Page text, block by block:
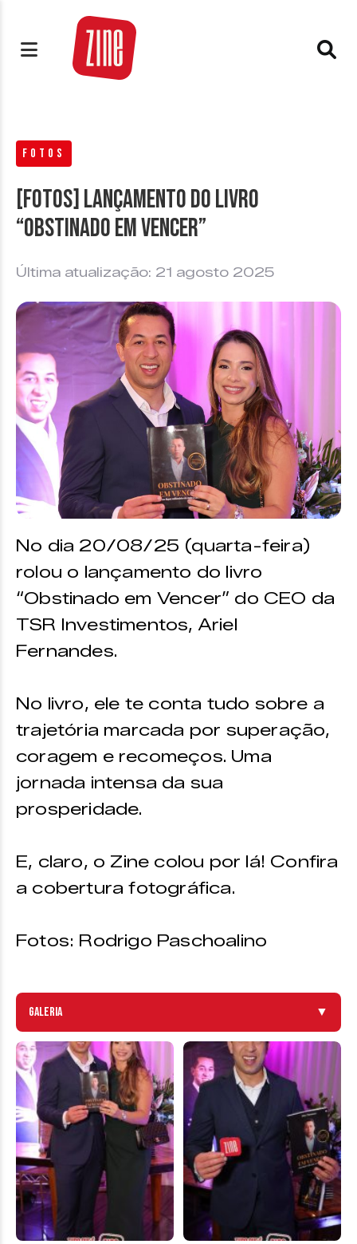
FOTOS
[FOTOS] Lançamento do livro
“Obstinado em Vencer”
Última atualização: 21 agosto 2025
No dia 20/08/25 (quarta-feira)
rolou o lançamento do livro
“Obstinado em Vencer” do CEO da
TSR Investimentos, Ariel
Fernandes.
No livro, ele te conta tudo sobre a
trajetória marcada por superação,
coragem e recomeços. Uma
jornada intensa da sua
prosperidade.
E, claro, o Zine colou por lá! Confira
a cobertura fotográfica.
Fotos: Rodrigo Paschoalino
Galeria ▼